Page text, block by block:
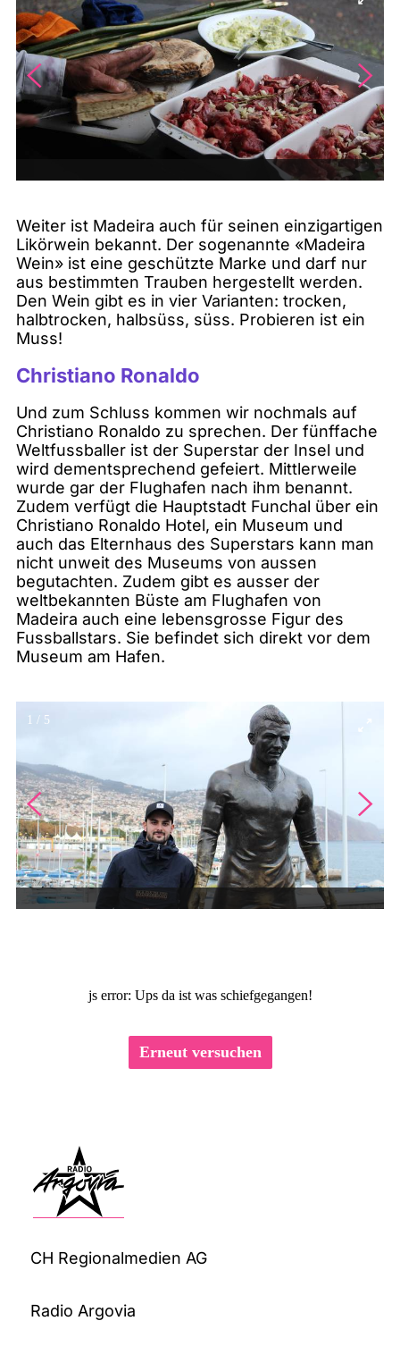
Weiter ist Madeira auch für seinen einzigartigen
Likörwein bekannt. Der sogenannte «Madeira
Wein» ist eine geschützte Marke und darf nur
aus bestimmten Trauben hergestellt werden.
Den Wein gibt es in vier Varianten: trocken,
halbtrocken, halbsüss, süss. Probieren ist ein
Muss!
Christiano Ronaldo
Und zum Schluss kommen wir nochmals auf
Christiano Ronaldo zu sprechen. Der fünffache
Weltfussballer ist der Superstar der Insel und
wird dementsprechend gefeiert. Mittlerweile
wurde gar der Flughafen nach ihm benannt.
Zudem verfügt die Hauptstadt Funchal über ein
Christiano Ronaldo Hotel, ein Museum und
auch das Elternhaus des Superstars kann man
nicht unweit des Museums von aussen
begutachten. Zudem gibt es ausser der
weltbekannten Büste am Flughafen von
Madeira auch eine lebensgrosse Figur des
Fussballstars. Sie befindet sich direkt vor dem
Museum am Hafen.
1 / 5
js error: Ups da ist was schiefgegangen!
Erneut versuchen
CH Regionalmedien AG
Radio Argovia